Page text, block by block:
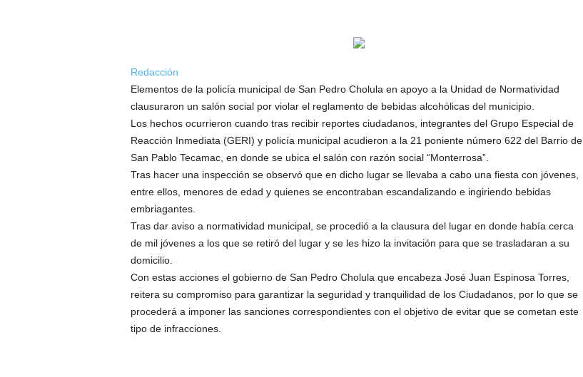
Redacción
Elementos de la policía municipal de San Pedro Cholula en apoyo a la Unidad de Normatividad
clausuraron un salón social por violar el reglamento de bebidas alcohólicas del municipio.
Los hechos ocurrieron cuando tras recibir reportes ciudadanos, integrantes del Grupo Especial de
Reacción Inmediata (GERI) y policía municipal acudieron a la 21 poniente número 622 del Barrio de
San Pablo Tecamac, en donde se ubica el salón con razón social “Monterrosa”.
Tras hacer una inspección se observó que en dicho lugar se llevaba a cabo una fiesta con jóvenes,
entre ellos, menores de edad y quienes se encontraban escandalizando e ingiriendo bebidas
embriagantes.
Tras dar aviso a normatividad municipal, se procedió a la clausura del lugar en donde había cerca
de mil jóvenes a los que se retiró del lugar y se les hizo la invitación para que se trasladaran a su
domicilio.
Con estas acciones el gobierno de San Pedro Cholula que encabeza José Juan Espinosa Torres,
reitera su compromiso para garantizar la seguridad y tranquilidad de los Ciudadanos, por lo que se
procederá a imponer las sanciones correspondientes con el objetivo de evitar que se cometan este
tipo de infracciones.